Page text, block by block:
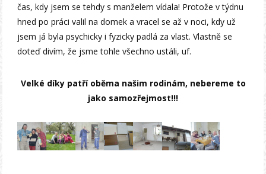
čas, kdy jsem se tehdy s manželem vídala! Protože v týdnu
hned po práci valil na domek a vracel se až v noci, kdy už
jsem já byla psychicky i fyzicky padlá za vlast. Vlastně se
doteď divím, že jsme tohle všechno ustáli, uf.
Velké díky patří oběma našim rodinám, nebereme to
jako samozřejmost!!!